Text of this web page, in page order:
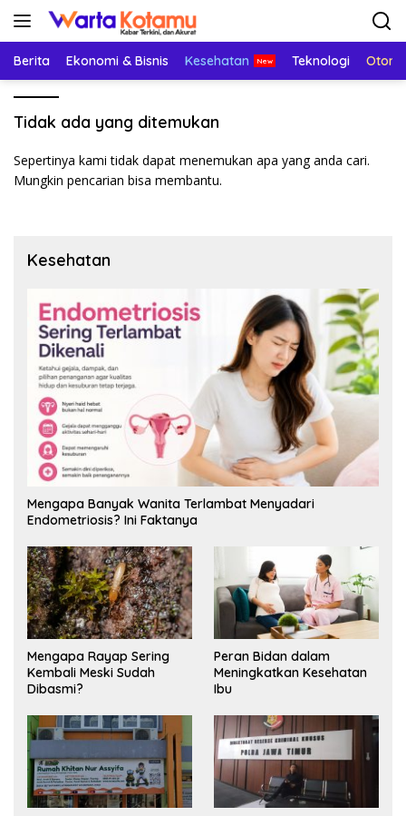
Langsung
Berita Ekonomi & Bisnis Kesehatan Teknologi
Tidak ada yang ditemukan
Sepertinya kami tidak dapat menemukan apa yang anda cari.
Mungkin pencarian bisa membantu.
Kesehatan
Mengapa Banyak Wanita Terlambat Menyadari
Endometriosis? Ini Faktanya
Mengapa Rayap Sering
Kembali Meski Sudah
Dibasmi?
Peran Bidan dalam
Meningkatkan Kesehatan
Ibu